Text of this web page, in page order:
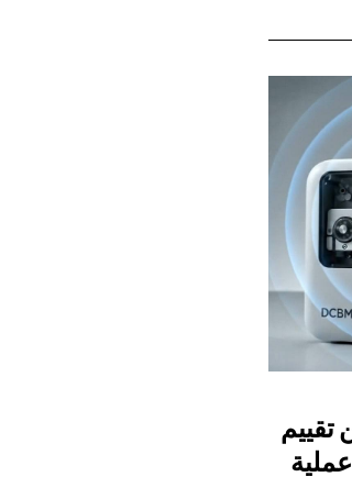
تقييم
عملية